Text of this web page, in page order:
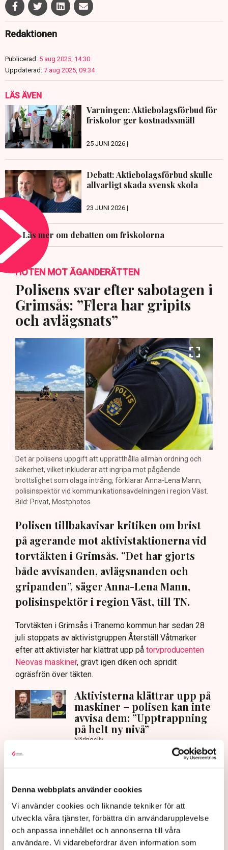
Denna webbplats använder cookies
Vi använder cookies och liknande tekniker för att
utveckla våra tjänster, förbättra din användarupplevelse
och anpassa innehållet och annonserna till våra
användare. Vi vidarebefordrar även information som
Redaktionen
Publicerad: 5 aug 2025, 14:30
Uppdaterad: 7 aug 2025, 09:34
LÄS ÄVEN
Varningen: Aktiebolagsförbud för
friskolor ger kostnadssmäll
25 JUNI 2026 |
Debatt: Aktiebolagsförbud skulle
allvarligt skada svensk skola
23 JUNI 2026 |
Läs mer om debatten om friskolorna
HOTEN MOT ÄGANDERÄTTEN
Polisens svar efter sabotagen i
Grimsås: ”Flera har gripits
och avlägsnats”
Det är polisens uppgift att upprätthålla allmän ordning och
säkerhet, vilket inkluderar att ingripa mot pågående
brottslighet som olaga intrång, förklarar Anna-Lena Mann,
polisinspektör vid kommunikationsavdelningen i region Väst.
Bild: Privat, Mostphotos
Polisen tillbakavisar kritiken om brist
på agerande mot aktivistaktionerna vid
torvtäkten i Grimsås. ”Det har gjorts
både avvisanden, avlägsnanden och
gripanden”, säger Anna-Lena Mann,
polisinspektör i region Väst, till TN.
Torvtäkten i Grimsås i Tranemo kommun har sedan 28
juli stoppats av aktivistgruppen Återställ Våtmarker
efter att aktivister har klättrat upp på torvproducenten
Neovas maskiner, grävt igen diken och spridit
ogräsfrön över täkten.
Aktivisterna klättrar upp på
maskiner – polisen kan inte
avvisa dem: ”Upptrappning
på helt ny nivå”
Näringsliv
AI-sammanfattning
Torvtäkten i Grimsås har stoppats av aktivister
Polisen kritiseras för bristande agerande vid
aktionerna.
Polisinspektör Anna-Lena Mann förklarar polisens